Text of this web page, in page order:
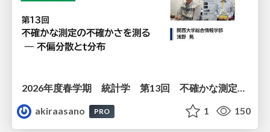
2026年度春学期 統計学 第13回 不確かな測定の不確かさを測る ― 不偏分散とt分布 (2026. 6. 25)
akiraasano
PRO 1 150